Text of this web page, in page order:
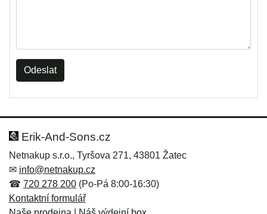
Odeslat
Erik-And-Sons.cz
Netnakup s.r.o., Tyršova 271, 43801 Žatec
✉ info@netnakup.cz
☎ 720 278 200 (Po-Pá 8:00-16:30)
Kontaktní formulář